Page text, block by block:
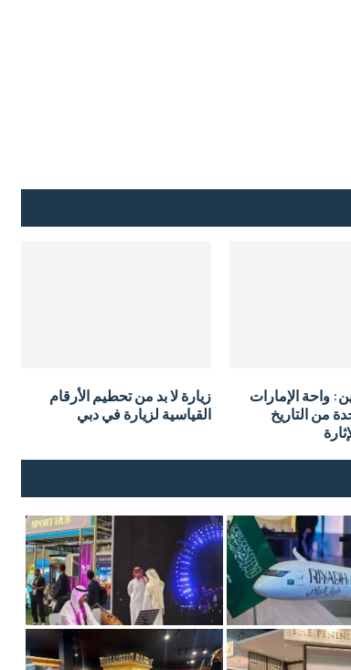
زيارة لا بد من تحطيم الأرقام
القياسية لزيارة في دبي
واحة الإمارات
من التاريخ